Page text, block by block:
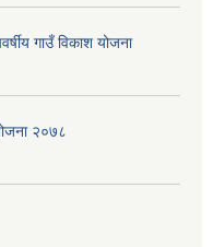
गाउँ विकाश योजना
२०७८